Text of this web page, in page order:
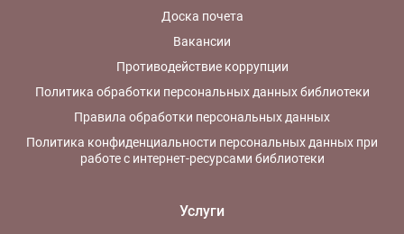
Доска почета
Вакансии
Противодействие коррупции
Политика обработки персональных данных библиотеки
Правила обработки персональных данных
Политика конфиденциальности персональных данных при
работе с интернет-ресурсами библиотеки
Услуги